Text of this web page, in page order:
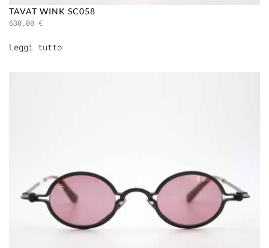
TAVAT WINK SC058
630,00 €
Leggi tutto